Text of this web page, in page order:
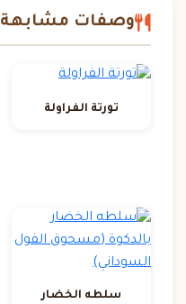
وصفات مشابهة
تورتة الفراولة
سلطه الخضار